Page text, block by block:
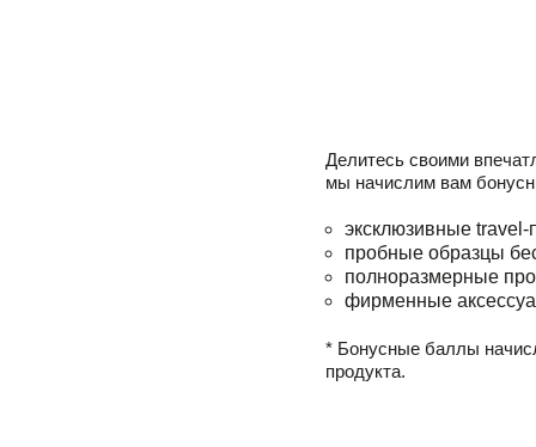
Делитесь своими
мы начислим вам
эксклюзивные travel-
пробные образцы
полноразмерные
фирменные
* Бонусные баллы
продукта.